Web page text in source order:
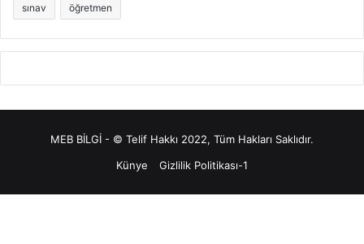
sınav öğretmen
MEB BİLGİ - © Telif Hakkı 2022, Tüm Hakları Saklıdır.
Künye
Gizlilik Politikası-1